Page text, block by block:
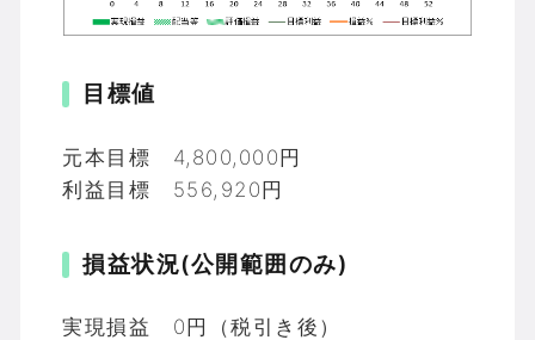
目標値
元本目標 4,800,000円
利益目標 556,920円
損益状況(公開範囲のみ)
実現損益 0円（税引き後）